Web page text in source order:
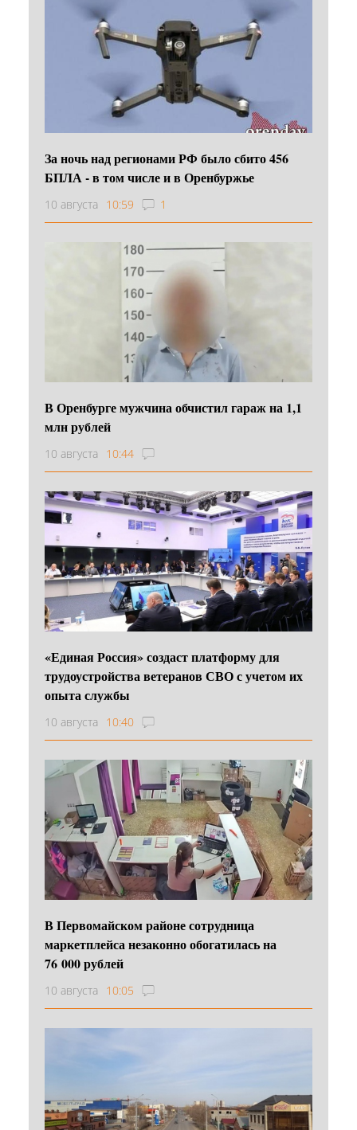
За ночь над регионами РФ было сбито 456
БПЛА - в том числе и в Оренбуржье
10 августа 10:59 1
В Оренбурге мужчина обчистил гараж на 1,1
млн рублей
10 августа 10:44
«Единая Россия» создаст платформу для
трудоустройства ветеранов СВО с учетом их
опыта службы
10 августа 10:40
В Первомайском районе сотрудница
маркетплейса незаконно обогатилась на
76 000 рублей
10 августа 10:05